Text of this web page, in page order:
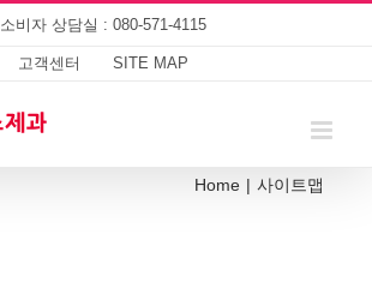
소비자 상담실 : 080-571-4115
고객센터 SITE MAP
Home | 사이트맵